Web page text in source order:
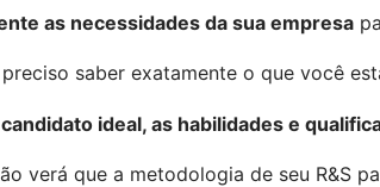
as necessidades da sua empresa
saber exatamente o que você
ideal, as habilidades e
verá que a metodologia de seu R&S